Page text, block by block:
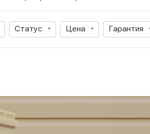
Статус Цена Гарантия